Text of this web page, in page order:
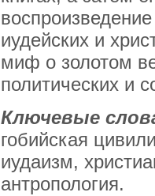
иудейских и
миф о золотом
политических и
Ключевые
гобийская
иудаизм,
антропология.